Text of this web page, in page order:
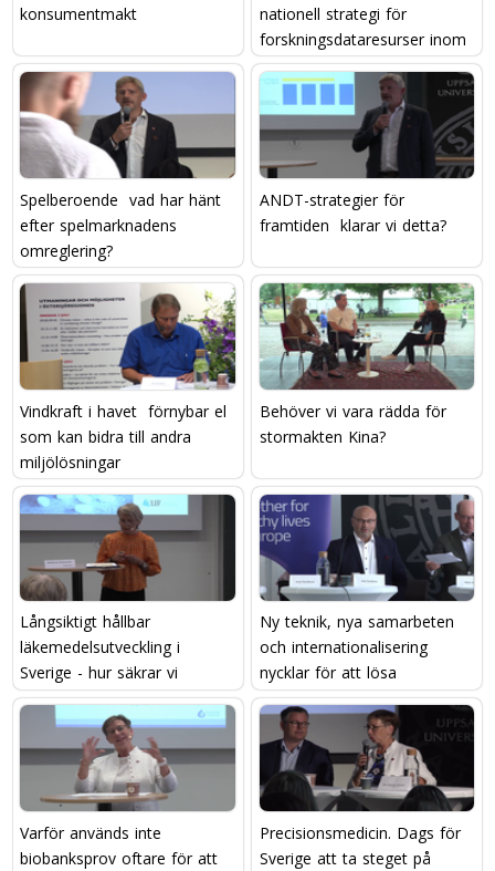
konsumentmakt
nationell strategi för
forskningsdataresurser inom
life science
Spelberoende  vad har hänt
efter spelmarknadens
omreglering?
ANDT-strategier för
framtiden  klarar vi detta?
Vindkraft i havet  förnybar el
som kan bidra till andra
miljölösningar
Behöver vi vara rädda för
stormakten Kina?
Långsiktigt hållbar
läkemedelsutveckling i
Sverige - hur säkrar vi
kompetensen?
Ny teknik, nya samarbeten
och internationalisering 
nycklar för att lösa
framtidens utmaningar?
Varför används inte
biobanksprov oftare för att
Precisionsmedicin. Dags för
Sverige att ta steget på